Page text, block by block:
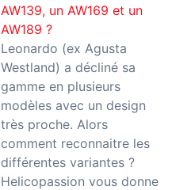
AW139, un AW169 et un
AW189 ?
Leonardo (ex Agusta
Westland) a décliné sa
gamme en plusieurs
modèles avec un design
très proche. Alors
comment reconnaitre les
différentes variantes ?
Helicopassion vous donne